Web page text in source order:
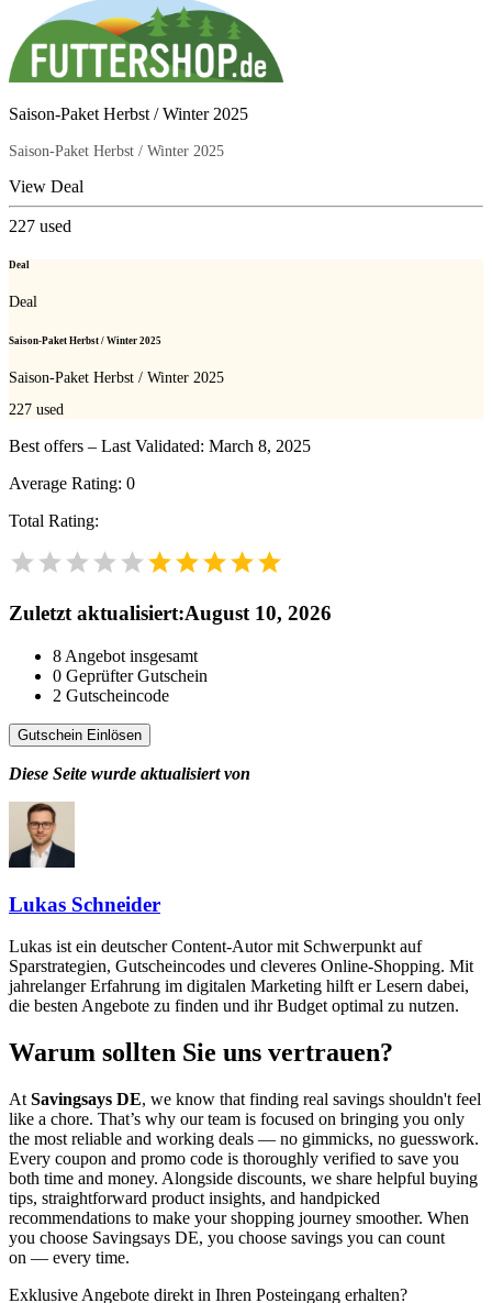
Saison-Paket Herbst / Winter 2025
Saison-Paket Herbst / Winter 2025
View Deal
227 used
Deal
Deal
Saison-Paket Herbst / Winter 2025
Saison-Paket Herbst / Winter 2025
227 used
Best offers – Last Validated: March 8, 2025
Average Rating: 0
Total Rating:
Zuletzt aktualisiert:August 10, 2026
8 Angebot insgesamt
0 Geprüfter Gutschein
2 Gutscheincode
Gutschein Einlösen
Diese Seite wurde aktualisiert von
Lukas Schneider
Lukas ist ein deutscher Content-Autor mit Schwerpunkt auf
Sparstrategien, Gutscheincodes und cleveres Online-Shopping. Mit
jahrelanger Erfahrung im digitalen Marketing hilft er Lesern dabei,
die besten Angebote zu finden und ihr Budget optimal zu nutzen.
Warum sollten Sie uns vertrauen?
At Savingsays DE, we know that finding real savings shouldn't feel
like a chore. That’s why our team is focused on bringing you only
the most reliable and working deals — no gimmicks, no guesswork.
Every coupon and promo code is thoroughly verified to save you
both time and money. Alongside discounts, we share helpful buying
tips, straightforward product insights, and handpicked
recommendations to make your shopping journey smoother. When
you choose Savingsays DE, you choose savings you can count
on — every time.
Exklusive Angebote direkt in Ihren Posteingang erhalten?